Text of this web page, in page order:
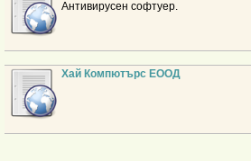
Антивирусен софтуер.
Хай Компютърс ЕООД